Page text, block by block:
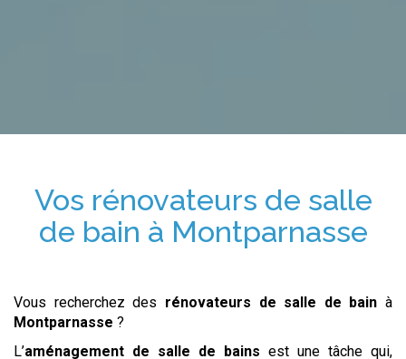
Vos rénovateurs de salle
de bain à Montparnasse
Vous recherchez des rénovateurs de salle de bain à
Montparnasse ?
L’aménagement de salle de bains est une tâche qui,